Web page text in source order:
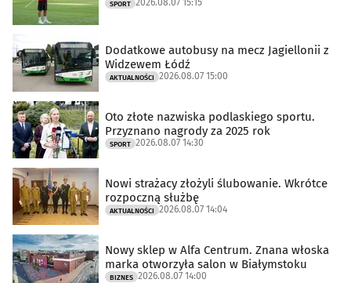
SPORT 2026.08.07 15:15
Dodatkowe autobusy na mecz Jagiellonii z
Widzewem Łódź
AKTUALNOŚCI 2026.08.07 15:00
Oto złote nazwiska podlaskiego sportu.
Przyznano nagrody za 2025 rok
SPORT 2026.08.07 14:30
Nowi strażacy złożyli ślubowanie. Wkrótce
rozpoczną służbę
AKTUALNOŚCI 2026.08.07 14:04
Nowy sklep w Alfa Centrum. Znana włoska
marka otworzyła salon w Białymstoku
BIZNES 2026.08.07 14:00